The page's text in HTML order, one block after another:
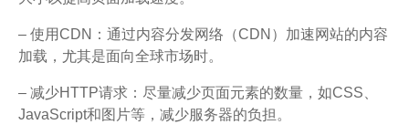
– 使用CDN：通过内容分发网络（CDN）加速网站的内容
加载，尤其是面向全球市场时。
– 减少HTTP请求：尽量减少页面元素的数量，如CSS、
JavaScript和图片等，减少服务器的负担。